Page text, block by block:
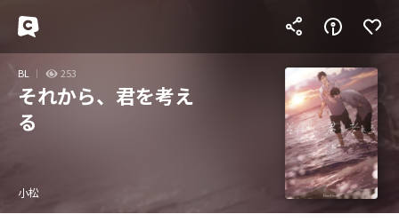
BL 253
それから、君を考え
る
小松